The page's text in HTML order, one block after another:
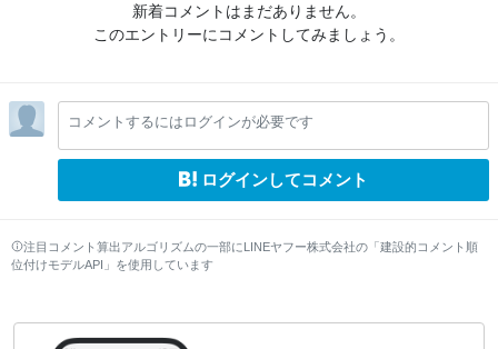
新着コメントはまだありません。
このエントリーにコメントしてみましょう。
コメントするにはログインが必要です
ログインしてコメント
注目コメント算出アルゴリズムの一部にLINEヤフー株式会社の「建設的コメント順
位付けモデルAPI」を使用しています